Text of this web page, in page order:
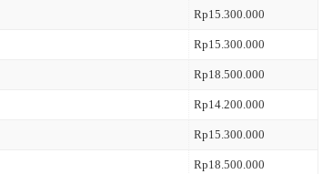
Rp15.300.000
Rp15.300.000
Rp18.500.000
Rp14.200.000
Rp15.300.000
Rp18.500.000